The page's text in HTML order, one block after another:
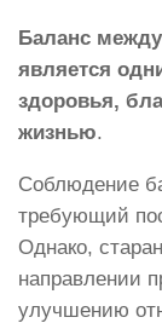
Баланс
является
здоровья,
жизнью.
Соблюдение
требующий
Однако,
направлении
улучшению